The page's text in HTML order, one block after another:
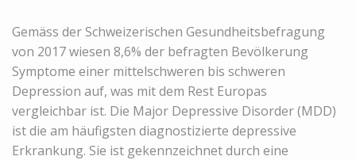
Gemäss der Schweizerischen Gesundheitsbefragung
von 2017 wiesen 8,6% der befragten Bevölkerung
Symptome einer mittelschweren bis schweren
Depression auf, was mit dem Rest Europas
vergleichbar ist. Die Major Depressive Disorder (MDD)
ist die am häufigsten diagnostizierte depressive
Erkrankung. Sie ist gekennzeichnet durch eine